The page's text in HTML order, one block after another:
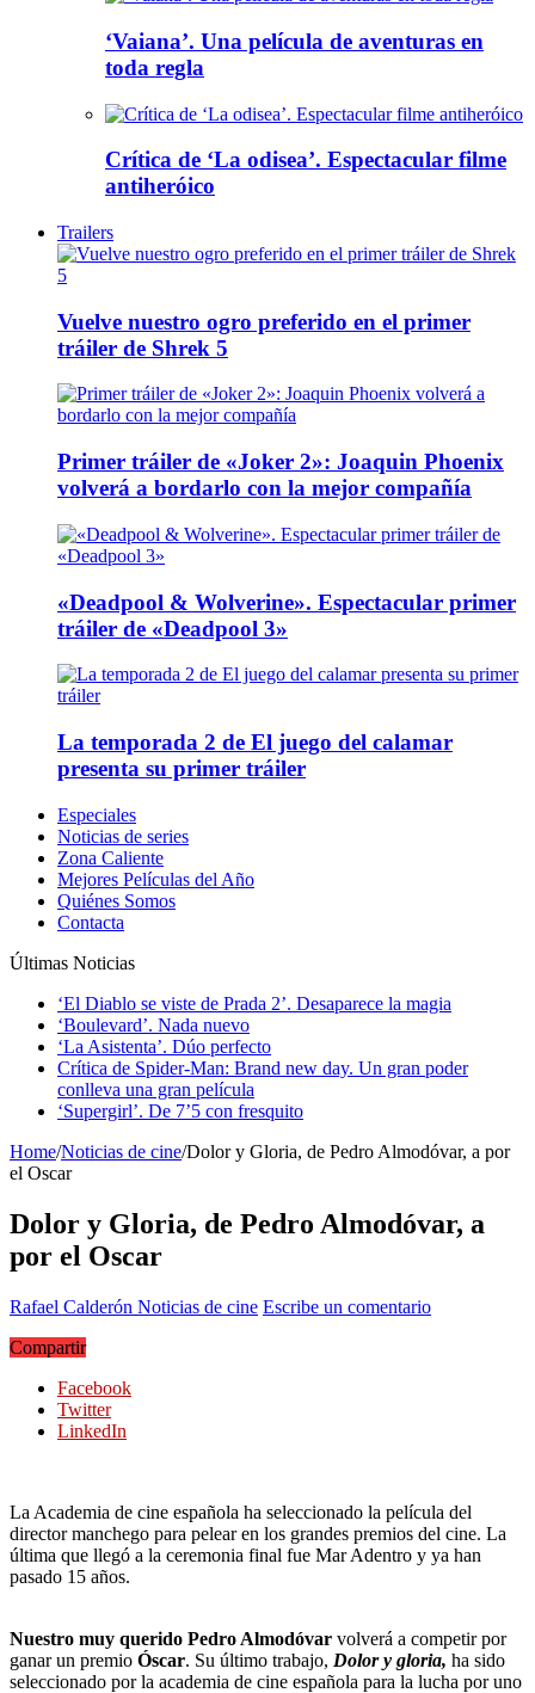
‘Vaiana’. Una película de aventuras en
toda regla
Crítica de ‘La odisea’. Espectacular filme
antiheróico
Trailers
Vuelve nuestro ogro preferido en el primer
tráiler de Shrek 5
Primer tráiler de «Joker 2»: Joaquin Phoenix
volverá a bordarlo con la mejor compañía
«Deadpool & Wolverine». Espectacular primer
tráiler de «Deadpool 3»
La temporada 2 de El juego del calamar
presenta su primer tráiler
Especiales
Noticias de series
Zona Caliente
Mejores Películas del Año
Quiénes Somos
Contacta
Últimas Noticias
‘El Diablo se viste de Prada 2’. Desaparece la magia
‘Boulevard’. Nada nuevo
‘La Asistenta’. Dúo perfecto
Crítica de Spider-Man: Brand new day. Un gran poder
conlleva una gran película
‘Supergirl’. De 7’5 con fresquito
Home/Noticias de cine/Dolor y Gloria, de Pedro Almodóvar, a por
el Oscar
Dolor y Gloria, de Pedro Almodóvar, a
por el Oscar
Rafael Calderón Noticias de cine Escribe un comentario
Compartir
Facebook
Twitter
LinkedIn
La Academia de cine española ha seleccionado la película del
director manchego para pelear en los grandes premios del cine. La
última que llegó a la ceremonia final fue Mar Adentro y ya han
pasado 15 años.
Nuestro muy querido Pedro Almodóvar volverá a competir por
ganar un premio Óscar. Su último trabajo, Dolor y gloria, ha sido
seleccionado por la academia de cine española para la lucha por uno